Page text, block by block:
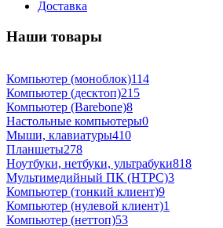
Доставка
Наши товары
Компьютер (моноблок)114
Компьютер (десктоп)215
Компьютер (Barebone)8
Настольные компьютеры0
Мыши, клавиатуры410
Планшеты278
Ноутбуки, нетбуки, ультрабуки818
Мультимедийный ПК (HTPC)3
Компьютер (тонкий клиент)9
Компьютер (нулевой клиент)1
Компьютер (неттоп)53